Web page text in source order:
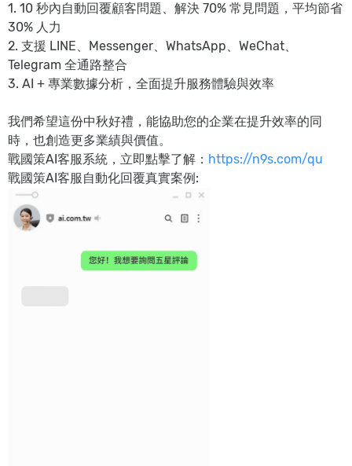
1. 10 秒內自動回覆顧客問題、解決 70% 常見問題，平均節省
30% 人力
2. 支援 LINE、Messenger、WhatsApp、WeChat、
Telegram 全通路整合
3. AI + 專業數據分析，全面提升服務體驗與效率
我們希望這份中秋好禮，能協助您的企業在提升效率的同
時，也創造更多業績與價值。
戰國策AI客服系統，立即點擊了解： https://n9s.com/qu
戰國策AI客服自動化回覆真實案例: